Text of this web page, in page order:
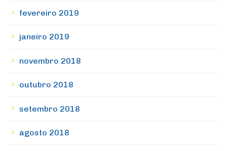
fevereiro 2019
janeiro 2019
novembro 2018
outubro 2018
setembro 2018
agosto 2018